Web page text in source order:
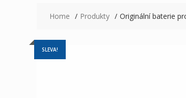
Home Produkty Originální baterie
SLEVA!